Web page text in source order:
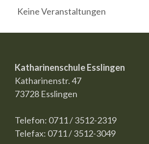
Keine Veranstaltungen
Katharinenschule Esslingen
Katharinenstr. 47
73728 Esslingen
Telefon: 0711 / 3512-2319
Telefax: 0711 / 3512-3049